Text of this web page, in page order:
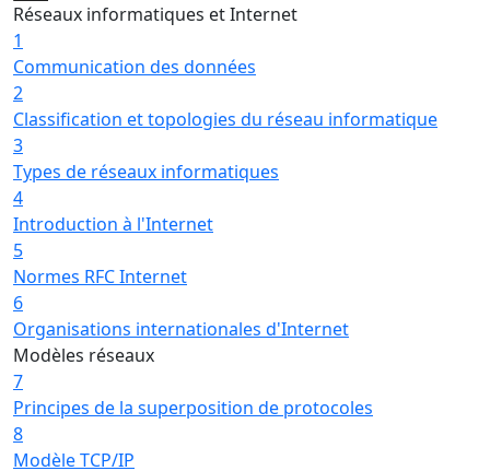
Réseaux informatiques et Internet
1
Communication des données
2
Classification et topologies du réseau informatique
3
Types de réseaux informatiques
4
Introduction à l'Internet
5
Normes RFC Internet
6
Organisations internationales d'Internet
Modèles réseaux
7
Principes de la superposition de protocoles
8
Modèle TCP/IP